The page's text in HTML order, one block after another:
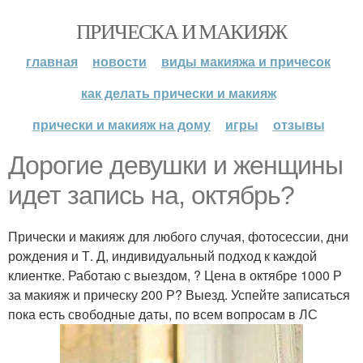
ПРИЧЕСКА И МАКИЯЖ
главная новости
виды макияжа и причесок
как делать прически и макияж
прически и макияж на дому
игры отзывы
Дорогие девушки и женщины
идет запись на, октябрь?
Прически и макияж для любого случая, фотосессии, дни
рождения и Т. Д, индивидуальный подход к каждой
клиентке. Работаю с выездом, ? Цена в октябре 1000 Р
за макияж и прическу 200 Р? Выезд. Успейте записаться
пока есть свободные даты, по всем вопросам в ЛС